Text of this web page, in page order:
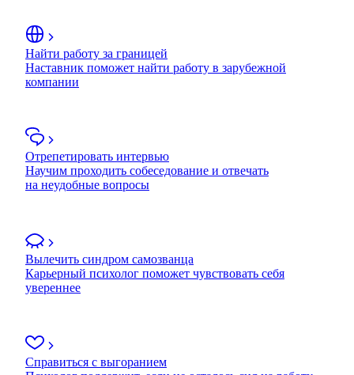
Найти работу за границей
Наставник поможет найти работу в зарубежной
компании
Отрепетировать интервью
Научим проходить собеседование и отвечать
на неудобные вопросы
Вылечить синдром самозванца
Карьерный психолог поможет чувствовать себя
увереннее
Справиться с выгоранием